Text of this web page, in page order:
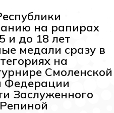
на рапирах
и до 18 лет
медали сразу в
на
Смоленской
Федерации
Заслуженного